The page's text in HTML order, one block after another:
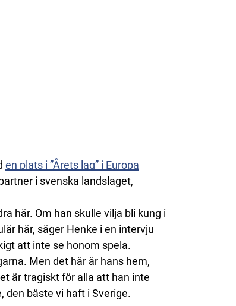
en plats i ”Årets lag” i Europa
i svenska landslaget,
här. Om han skulle vilja bli kung i
här, säger Henke i en intervju
att inte se honom spela.
Men det här är hans hem,
är tragiskt för alla att han inte
den bäste vi haft i Sverige.